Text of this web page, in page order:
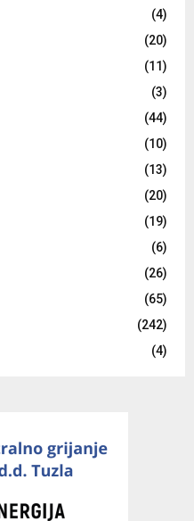
(4)
(20)
(11)
(3)
(44)
(10)
(13)
(20)
(19)
(6)
(26)
(65)
(242)
(4)